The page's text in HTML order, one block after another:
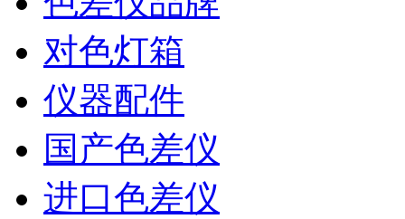
对色灯箱
仪器配件
国产色差仪
进口色差仪